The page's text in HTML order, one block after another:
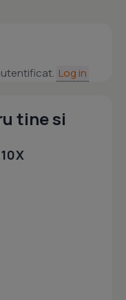
Log in
tine si